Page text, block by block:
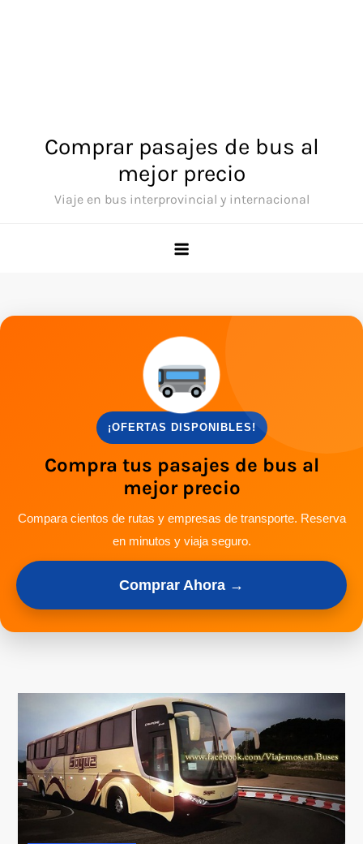
Comprar pasajes de bus al
mejor precio
Viaje en bus interprovincial y internacional
¡OFERTAS DISPONIBLES!
Compra tus pasajes de bus al
mejor precio
Compara cientos de rutas y empresas de transporte. Reserva
en minutos y viaja seguro.
Comprar Ahora →